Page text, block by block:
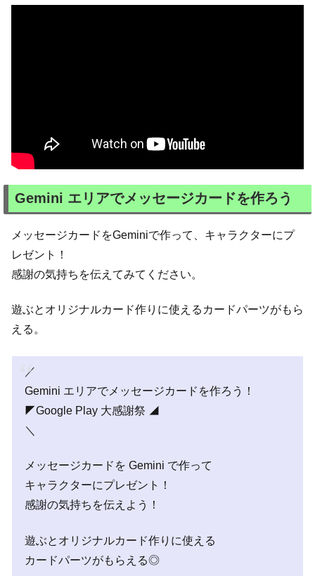
Gemini エリアでメッセージカードを作ろう
メッセージカードをGeminiで作って、キャラクターにプ
レゼント！
感謝の気持ちを伝えてみてください。
遊ぶとオリジナルカード作りに使えるカードパーツがもら
える。
／
Gemini エリアでメッセージカードを作ろう！
◤Google Play 大感謝祭 ◢
＼
メッセージカードを Gemini で作って
キャラクターにプレゼント！
感謝の気持ちを伝えよう！
遊ぶとオリジナルカード作りに使える
カードパーツがもらえる◎